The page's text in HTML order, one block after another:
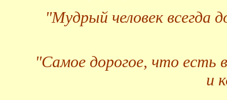
"Мудрый человек всегда
"Самое дорогое, что есть
и